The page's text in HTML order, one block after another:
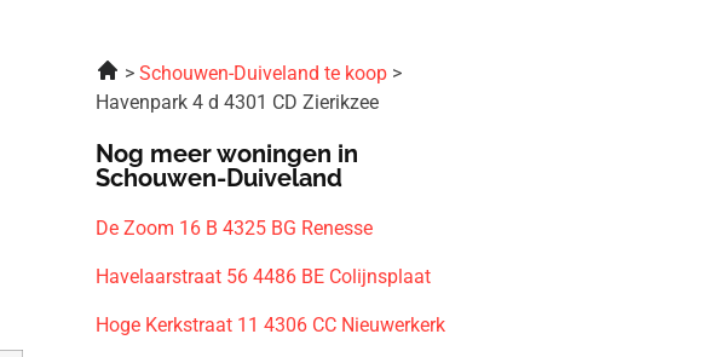
Schouwen-Duiveland te koop
Havenpark 4 d 4301 CD Zierikzee
Nog meer woningen in
Schouwen-Duiveland
De Zoom 16 B 4325 BG Renesse
Havelaarstraat 56 4486 BE Colijnsplaat
Hoge Kerkstraat 11 4306 CC Nieuwerkerk